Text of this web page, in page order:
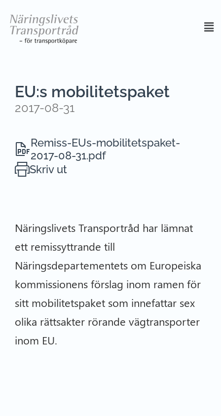
EU:s mobilitetspaket
2017-08-31
Remiss-EUs-mobilitetspaket-
2017-08-31.pdf
Skriv ut
Näringslivets Transportråd har lämnat
ett remissyttrande till
Näringsdepartementets om Europeiska
kommissionens förslag inom ramen för
sitt mobilitetspaket som innefattar sex
olika rättsakter rörande vägtransporter
inom EU.